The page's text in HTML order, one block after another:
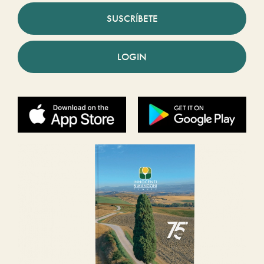
SUSCRÍBETE
LOGIN